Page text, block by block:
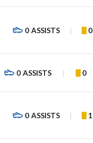
0 ASSISTS 0
0 ASSISTS 0
0 ASSISTS 1